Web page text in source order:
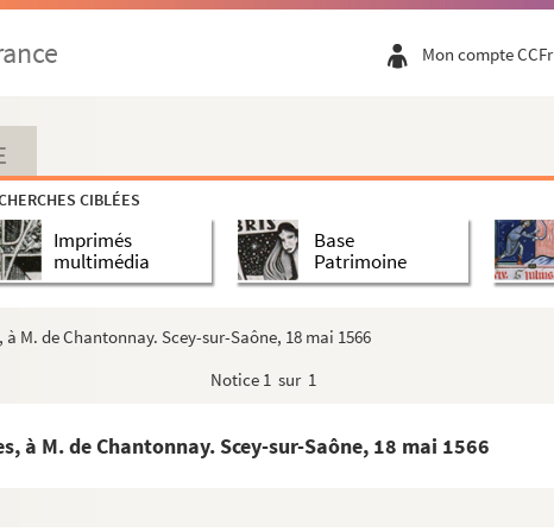
Mon compte CCFr
CIBLÉES
Imprimés
multimédia
Base
Patrimoine
M. de Chantonnay. Scey-sur-Saône, 18 mai 1566
Notice 1 sur 1
à M. de Chantonnay. Scey-sur-Saône, 18 mai 1566
Chantonnay à l'empereur Maximilien II... T. II. » (3 se...
de Chantonnay à l'empereur Maximilien... Tome III. »...
et 10 février 1566
Haguenau, 25 février 1566
Prague, 28 février 1566
Haguenau, 1ermars 1566
mars 1566